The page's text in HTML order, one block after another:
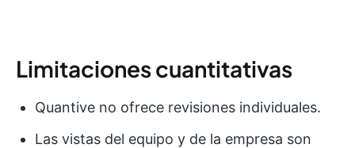
Limitaciones cuantitativas
Quantive no ofrece revisiones individuales.
Las vistas del equipo y de la empresa son